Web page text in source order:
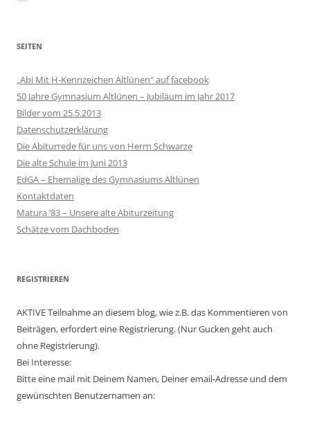
SEITEN
„Abi Mit H-Kennzeichen Altlünen“ auf facebook
50 Jahre Gymnasium Altlünen – Jubiläum im Jahr 2017
Bilder vom 25.5.2013
Datenschutzerklärung
Die Abiturrede für uns von Herrn Schwarze
Die alte Schule im Juni 2013
EdGA – Ehemalige des Gymnasiums Altlünen
Kontaktdaten
Matura ’83 – Unsere alte Abiturzeitung
Schätze vom Dachboden
REGISTRIEREN
AKTIVE Teilnahme an diesem blog, wie z.B. das Kommentieren von
Beiträgen, erfordert eine Registrierung. (Nur Gucken geht auch
ohne Registrierung).
Bei Interesse:
Bitte eine mail mit Deinem Namen, Deiner email-Adresse und dem
gewünschten Benutzernamen an: